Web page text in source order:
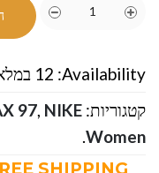
Availability: 12 במלאי
קטגוריות:
97, NIKE-נייק
Women
.